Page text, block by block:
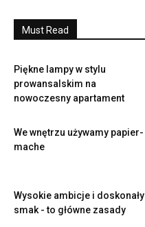
Must Read
Piękne lampy w stylu
prowansalskim na
nowoczesny apartament
We wnętrzu używamy papier-
mache
Wysokie ambicje i doskonały
smak - to główne zasady